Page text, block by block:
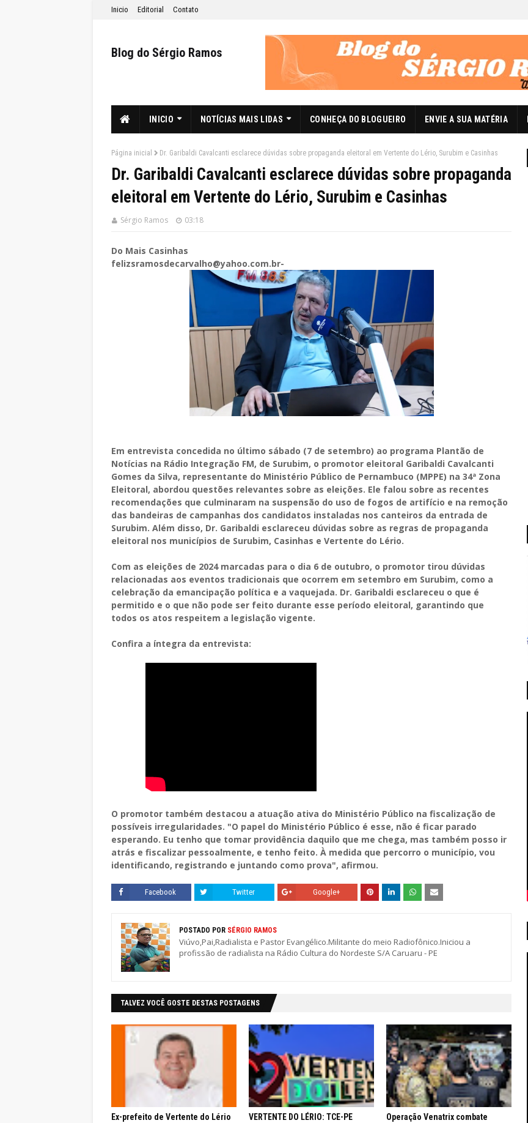
Inicio Editorial Contato
Blog do Sérgio Ramos
INICIO NOTÍCIAS MAIS LIDAS CONHEÇA DO BLOGUEIRO ENVIE A SUA MATÉRIA
Página inicial Dr. Garibaldi Cavalcanti esclarece dúvidas sobre propaganda eleitoral em Vertente do Lério, Surubim e Casinhas
Dr. Garibaldi Cavalcanti esclarece dúvidas sobre propaganda
eleitoral em Vertente do Lério, Surubim e Casinhas
Sérgio Ramos 03:18
Do Mais Casinhas
felizsramosdecarvalho@yahoo.com.br-
Em entrevista concedida no último sábado (7 de setembro) ao programa Plantão de
Notícias na Rádio Integração FM, de Surubim, o promotor eleitoral Garibaldi Cavalcanti
Gomes da Silva, representante do Ministério Público de Pernambuco (MPPE) na 34ª Zona
Eleitoral, abordou questões relevantes sobre as eleições. Ele falou sobre as recentes
recomendações que culminaram na suspensão do uso de fogos de artifício e na remoção
das bandeiras de campanhas dos candidatos instaladas nos canteiros da entrada de
Surubim. Além disso, Dr. Garibaldi esclareceu dúvidas sobre as regras de propaganda
eleitoral nos municípios de Surubim, Casinhas e Vertente do Lério.
Com as eleições de 2024 marcadas para o dia 6 de outubro, o promotor tirou dúvidas
relacionadas aos eventos tradicionais que ocorrem em setembro em Surubim, como a
celebração da emancipação política e a vaquejada. Dr. Garibaldi esclareceu o que é
permitido e o que não pode ser feito durante esse período eleitoral, garantindo que
todos os atos respeitem a legislação vigente.
Confira a íntegra da entrevista:
O promotor também destacou a atuação ativa do Ministério Público na fiscalização de
possíveis irregularidades. "O papel do Ministério Público é esse, não é ficar parado
esperando. Eu tenho que tomar providência daquilo que me chega, mas também posso ir
atrás e fiscalizar pessoalmente, e tenho feito. À medida que percorro o município, vou
identificando, registrando e juntando como prova", afirmou.
Facebook Twitter Google+
POSTADO POR SÉRGIO RAMOS
Viúvo,Pai,Radialista e Pastor Evangélico.Militante do meio Radiofônico.Iniciou a
profissão de radialista na Rádio Cultura do Nordeste S/A Caruaru - PE
TALVEZ VOCÊ GOSTE DESTAS POSTAGENS
Ex-prefeito de Vertente do Lério
VERTENTE DO LÉRIO: TCE-PE
Operação Venatrix combate